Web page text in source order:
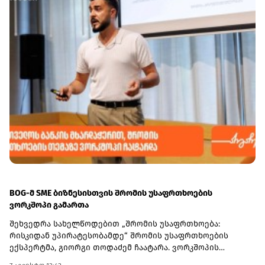
BOG-მ SME ბიზნესისთვის შრომის უსაფრთხოების
ვორკშოპი გამართა
შეხვედრა სახელწოდებით „შრომის უსაფრთხოება:
რისკიდან უპირატესობამდე“ შრომის უსაფრთხოების
ექსპერტმა, გიორგი თოდაძემ ჩაატარა. ვორკშოპის